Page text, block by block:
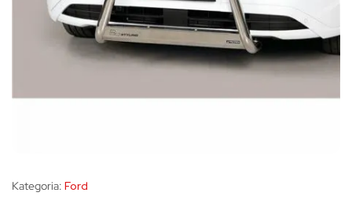
Kategoria: Ford